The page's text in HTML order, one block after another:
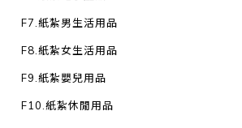
F7.紙紮男生活用品
F8.紙紮女生活用品
F9.紙紮嬰兒用品
F10.紙紮休閒用品